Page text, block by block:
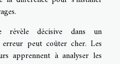
révèle décisive dans un
peut coûter cher. Les
apprennent à analyser les